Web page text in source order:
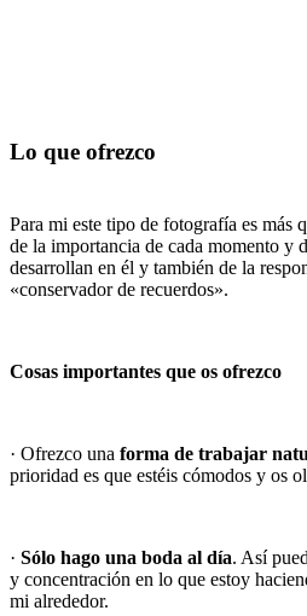
Lo que ofrezco
Para mi este tipo de fotografía es más
de la importancia de cada momento y
desarrollan en él y también de la
«conservador de recuerdos».
Cosas importantes que os ofrezco
· Ofrezco una forma de trabajar
prioridad es que estéis cómodos y os
· Sólo hago una boda al día. Así
y concentración en lo que estoy
mi alrededor.